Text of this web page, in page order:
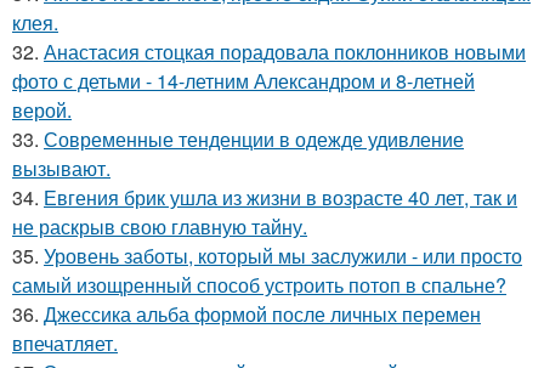
клея.
32. Анастасия стоцкая порадовала поклонников новыми
фото с детьми - 14-летним Александром и 8-летней
верой.
33. Современные тенденции в одежде удивление
вызывают.
34. Евгения брик ушла из жизни в возрасте 40 лет, так и
не раскрыв свою главную тайну.
35. Уровень заботы, который мы заслужили - или просто
самый изощренный способ устроить потоп в спальне?
36. Джессика альба формой после личных перемен
впечатляет.